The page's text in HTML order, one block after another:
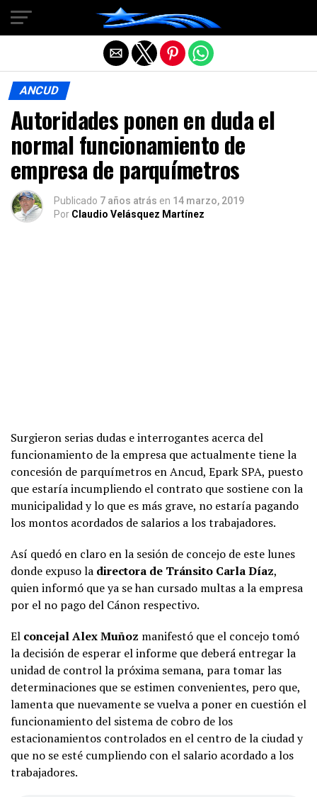
ANCUD
Autoridades ponen en duda el
normal funcionamiento de
empresa de parquímetros
Publicado 7 años atrás en 14 marzo, 2019
Por Claudio Velásquez Martínez
Surgieron serias dudas e interrogantes acerca del
funcionamiento de la empresa que actualmente tiene la
concesión de parquímetros en Ancud, Epark SPA, puesto
que estaría incumpliendo el contrato que sostiene con la
municipalidad y lo que es más grave, no estaría pagando
los montos acordados de salarios a los trabajadores.
Así quedó en claro en la sesión de concejo de este lunes
donde expuso la directora de Tránsito Carla Díaz,
quien informó que ya se han cursado multas a la empresa
por el no pago del Cánon respectivo.
El concejal Alex Muñoz manifestó que el concejo tomó
la decisión de esperar el informe que deberá entregar la
unidad de control la próxima semana, para tomar las
determinaciones que se estimen convenientes, pero que,
lamenta que nuevamente se vuelva a poner en cuestión el
funcionamiento del sistema de cobro de los
estacionamientos controlados en el centro de la ciudad y
que no se esté cumpliendo con el salario acordado a los
trabajadores.
Salir de la versión móvil